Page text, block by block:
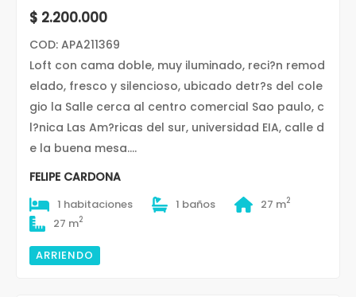
$ 2.200.000
COD: APA211369
Loft con cama doble, muy iluminado, reci?n remod
elado, fresco y silencioso, ubicado detr?s del cole
gio la Salle cerca al centro comercial Sao paulo, c
l?nica Las Am?ricas del sur, universidad EIA, calle d
e la buena mesa....
FELIPE CARDONA
1 habitaciones 1 baños 27 m2
27 m2
ARRIENDO